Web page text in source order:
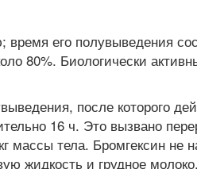
его полувыведения
80%. Биологически
после которого
16 ч. Это вызвано
тела. Бромгексин не
жидкость и грудное